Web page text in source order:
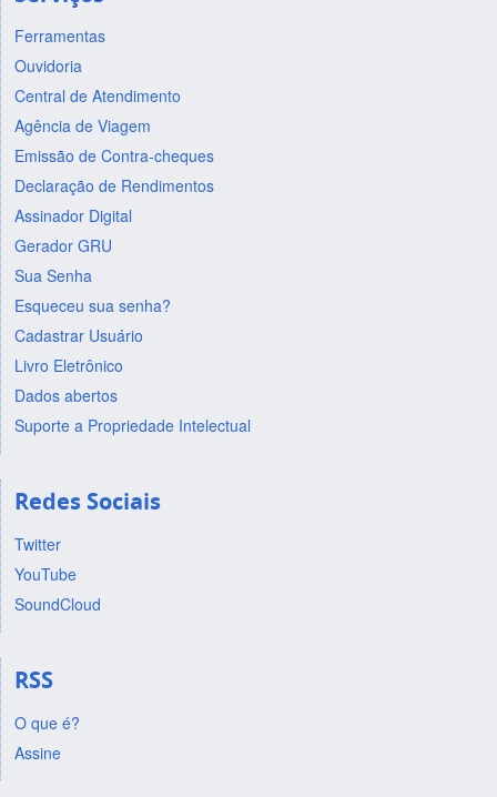
Ferramentas
Ouvidoria
Central de Atendimento
Agência de Viagem
Emissão de Contra-cheques
Declaração de Rendimentos
Assinador Digital
Gerador GRU
Sua Senha
Esqueceu sua senha?
Cadastrar Usuário
Livro Eletrônico
Dados abertos
Suporte a Propriedade Intelectual
Redes Sociais
Twitter
YouTube
SoundCloud
RSS
O que é?
Assine